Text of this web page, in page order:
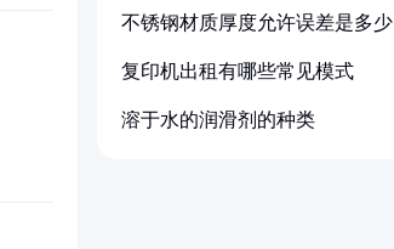
不锈钢材质厚度允许误差是多少
复印机出租有哪些常见模式
溶于水的润滑剂的种类